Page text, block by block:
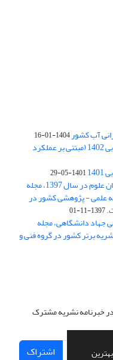
آب کشور1404-01-16
کسب رتبه الف مجلات علمی پژوهشی در ارزیابی 1402 (مبتنی بر عملکرد
1401-05-29
بر اساس ارزیابی انجام شده توسط فرهنگستان علوم در سال 1397، مجله
علمی - پژوهشی کشور در
1397-11-01
جهاد دانشگاهی، مجله
برتر کشور در گروه فنی و
در خبرنامه نشریه مشترک
اشتراک